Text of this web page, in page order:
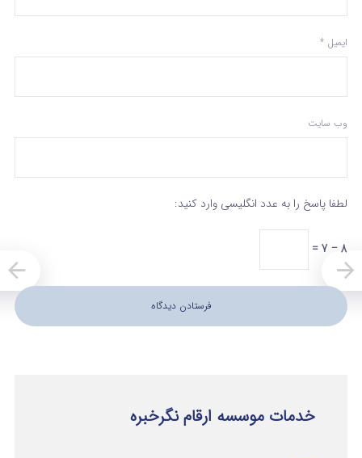
ایمیل *
وب‌ سایت
لطفا پاسخ را به عدد انگلیسی وارد کنید:
8 − 7 =
خدمات موسسه ارقام نگرخبره